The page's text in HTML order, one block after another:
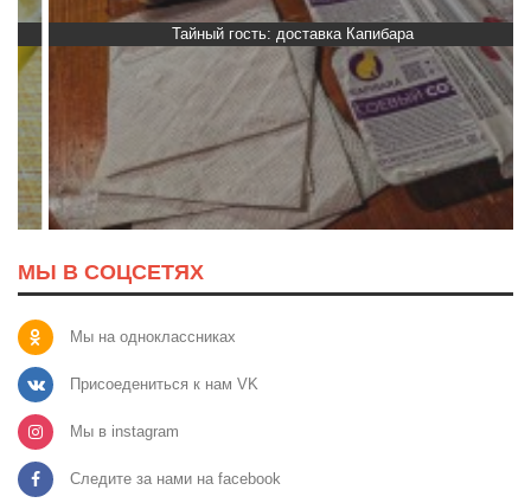
Тайный гость: доставка Капибара
МЫ В СОЦСЕТЯХ
Мы на одноклассниках
Присоедениться к нам VK
Мы в instagram
Следите за нами на facebook